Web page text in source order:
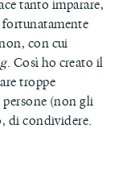
tanto imparare,
fortunatamente
con cui
. Così ho creato il
troppe
(non gli
di condividere.